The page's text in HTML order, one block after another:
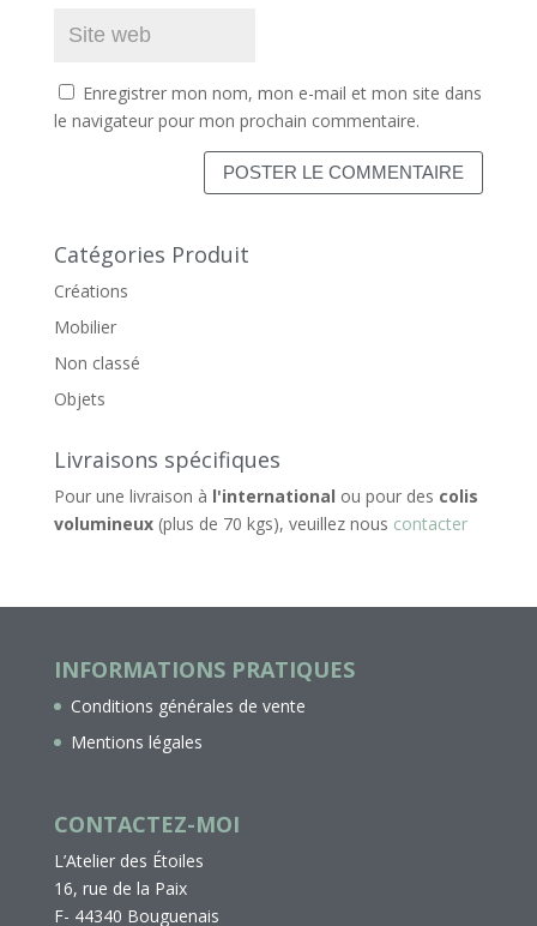
Enregistrer mon nom, mon e-mail et mon site dans
le navigateur pour mon prochain commentaire.
Catégories Produit
Créations
Mobilier
Non classé
Objets
Livraisons spécifiques
Pour une livraison à l'international ou pour des colis
volumineux(plus de 70 kgs), veuillez nous contacter
INFORMATIONS PRATIQUES
Conditions générales de vente
Mentions légales
CONTACTEZ-MOI
L’Atelier des Étoiles
16, rue de la Paix
F- 44340 Bouguenais